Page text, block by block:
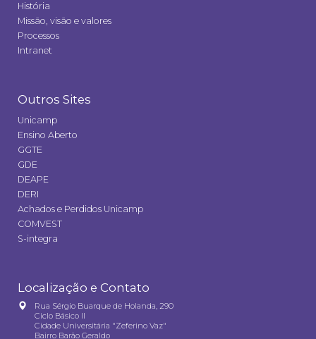
História
Missão, visão e valores
Processos
Intranet
Outros Sites
Unicamp
Ensino Aberto
GGTE
GDE
DEAPE
DERI
Achados e Perdidos Unicamp
COMVEST
S-integra
Localização e Contato
Rua Sérgio Buarque de Holanda, 290
Ciclo Básico II
Cidade Universitária "Zeferino Vaz"
Bairro Barão Geraldo